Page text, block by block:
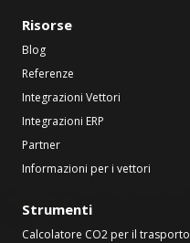
Risorse
Blog
Referenze
Integrazioni Vettori
Integrazioni ERP
Partner
Informazioni per i vettori
Strumenti
Calcolatore CO2 per il trasporto